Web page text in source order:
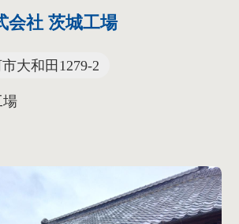
会社 茨城工場
大和田1279-2
場